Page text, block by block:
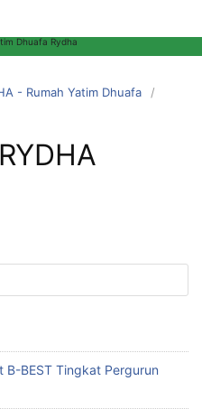
- Rumah Yatim Dhuafa
B-BEST Tingkat Pergurun